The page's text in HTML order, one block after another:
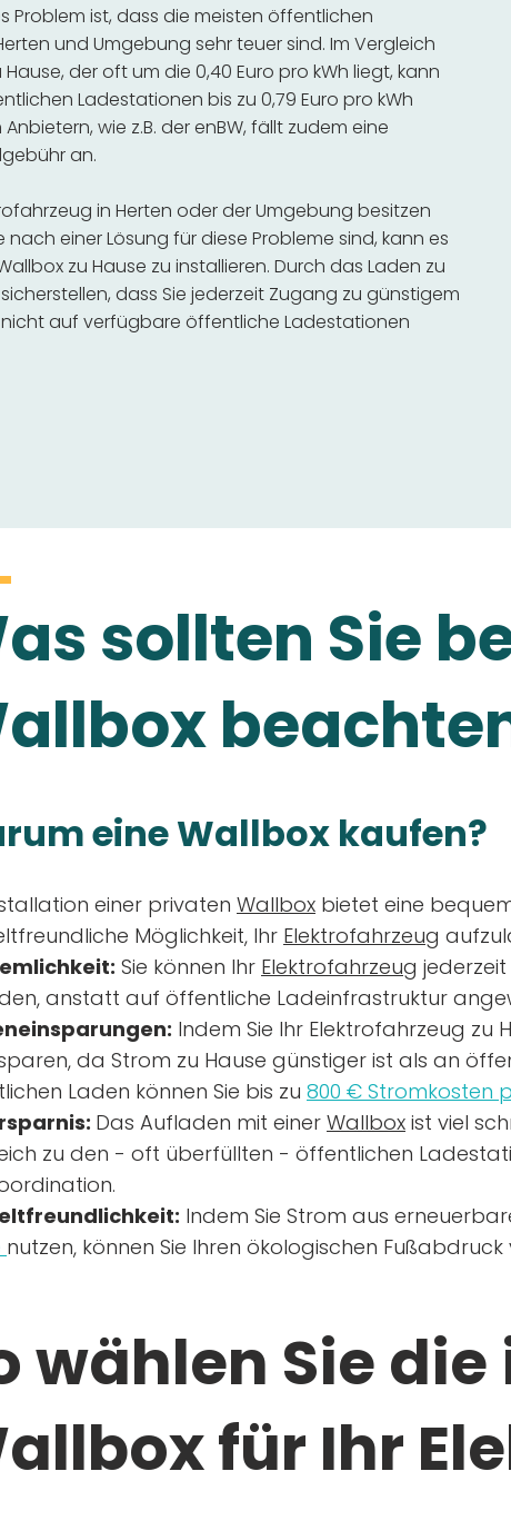
Problem ist, dass die meisten öffentlichen
und Umgebung sehr teuer sind. Im Vergleich
der oft um die 0,40 Euro pro kWh liegt, kann
Ladestationen bis zu 0,79 Euro pro kWh
wie z.B. der enBW, fällt zudem eine
an.
in Herten oder der Umgebung besitzen
einer Lösung für diese Probleme sind, kann es
zu Hause zu installieren. Durch das Laden zu
dass Sie jederzeit Zugang zu günstigem
auf verfügbare öffentliche Ladestationen
sollten Sie
eine Wallbox kaufen?
einer privaten Wallbox bietet eine
Möglichkeit, Ihr Elektrofahrzeug
Sie können Ihr Elektrofahrzeug
anstatt auf öffentliche Ladeinfrastruktur
Indem Sie Ihr Elektrofahrzeug zu
da Strom zu Hause günstiger ist als an
Laden können Sie bis zu 800 € Stromkosten
Das Aufladen mit einer Wallbox ist viel
zu den - oft überfüllten - öffentlichen
Indem Sie Strom aus
nutzen, können Sie Ihren ökologischen Fußabdruck
wählen Sie
für Ihr